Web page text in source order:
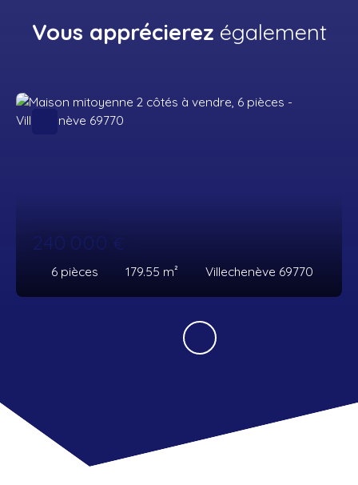
Vous apprécierez également
240 000 €
6 pièces 179.55 m² Villechenève 69770